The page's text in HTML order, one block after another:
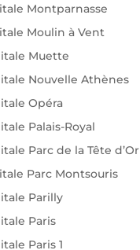
Montparnasse
Moulin à Vent
Muette
Nouvelle Athènes
Opéra
Palais-Royal
Parc de la Tête d’Or
Parc Montsouris
Parilly
Paris
Paris 1